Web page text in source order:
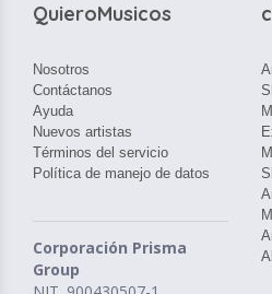
QuieroMusicos
Nosotros
Contáctanos
Ayuda
Nuevos artistas
Términos del servicio
Política de manejo de datos
Corporación Prisma
Group